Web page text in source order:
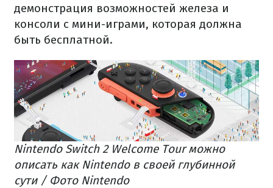
демонстрация возможностей железа и
консоли с мини-играми, которая должна
быть бесплатной.
Nintendo Switch 2 Welcome Tour можно
описать как Nintendo в своей глубинной
сути / Фото Nintendo